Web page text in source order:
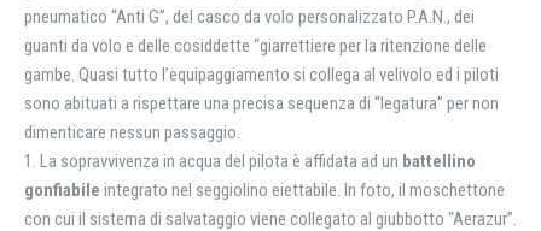
pneumatico “Anti G”, del casco da volo personalizzato P.A.N., dei
guanti da volo e delle cosiddette “giarrettiere per la ritenzione delle
gambe. Quasi tutto I’equipaggiamento si collega al velivolo ed i piloti
sono abituati a rispettare una precisa sequenza di “legatura” per non
dimenticare nessun passaggio.
1. La sopravvivenza in acqua del pilota è affidata ad un battellino
gonfiabile integrato nel seggiolino eiettabile. In foto, il moschettone
con cui il sistema di salvataggio viene collegato al giubbotto “Aerazur”.